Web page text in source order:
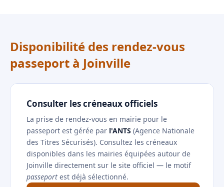
Disponibilité des rendez-vous
passeport à Joinville
Consulter les créneaux officiels
La prise de rendez-vous en mairie pour le
passeport est gérée par l'ANTS (Agence Nationale
des Titres Sécurisés). Consultez les créneaux
disponibles dans les mairies équipées autour de
Joinville directement sur le site officiel — le motif
passeport est déjà sélectionné.